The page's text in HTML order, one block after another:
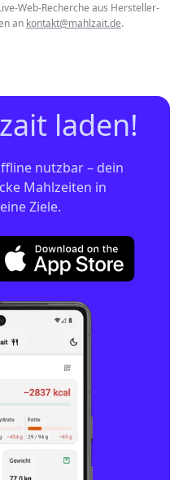
Web-Recherche aus Hersteller-
an kontakt@mahlzait.de.
laden!
nutzbar – dein
Mahlzeiten in
Ziele.